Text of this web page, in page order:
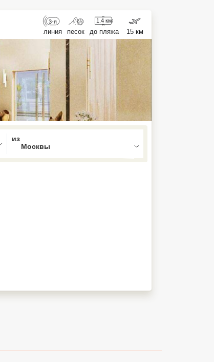
3-я
линия песок
1.4 км
до пляжа 15 км
Down to open the menu,